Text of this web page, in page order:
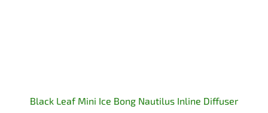
Black Leaf Mini Ice Bong Nautilus Inline Diffuser